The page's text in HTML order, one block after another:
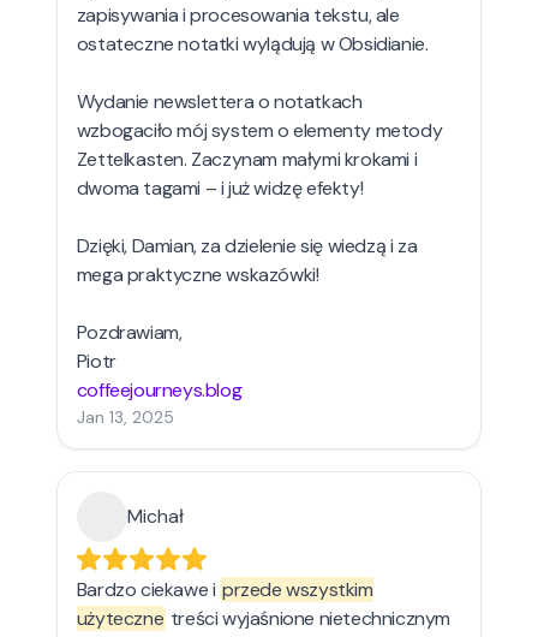
zapisywania i procesowania tekstu, ale
ostateczne notatki wylądują w Obsidianie.
Wydanie newslettera o notatkach
wzbogaciło mój system o elementy metody
Zettelkasten. Zaczynam małymi krokami i
dwoma tagami – i już widzę efekty!
Dzięki, Damian, za dzielenie się wiedzą i za
mega praktyczne wskazówki!
Pozdrawiam,
Piotr
coffeejourneys.blog
Jan 13, 2025
Michał
Bardzo ciekawe i przede wszystkim
użyteczne treści wyjaśnione nietechnicznym